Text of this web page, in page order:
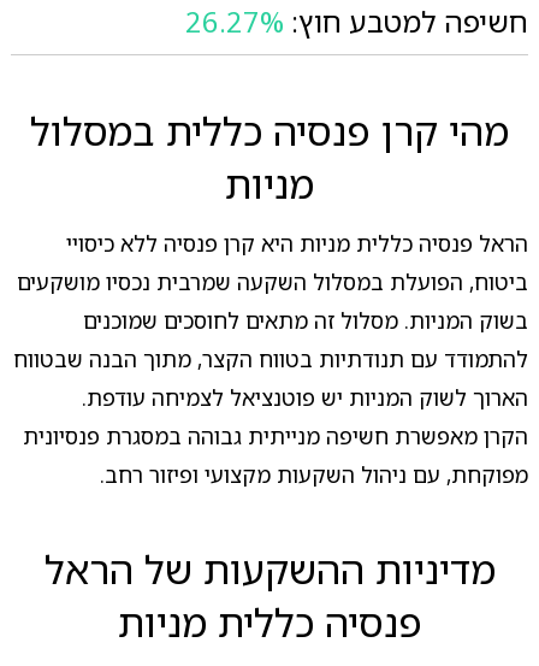
חשיפה למטבע חוץ: 26.27%
מהי קרן פנסיה כללית במסלול
מניות
הראל פנסיה כללית מניות היא קרן פנסיה ללא כיסויי
ביטוח, הפועלת במסלול השקעה שמרבית נכסיו מושקעים
בשוק המניות. מסלול זה מתאים לחוסכים שמוכנים
להתמודד עם תנודתיות בטווח הקצר, מתוך הבנה שבטווח
הארוך לשוק המניות יש פוטנציאל לצמיחה עודפת.
הקרן מאפשרת חשיפה מנייתית גבוהה במסגרת פנסיונית
מפוקחת, עם ניהול השקעות מקצועי ופיזור רחב.
מדיניות ההשקעות של הראל
פנסיה כללית מניות